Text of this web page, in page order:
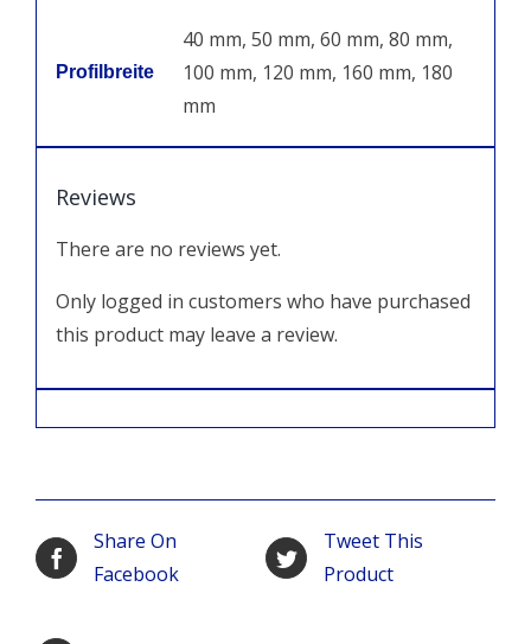
Profilbreite
40 mm, 50 mm, 60 mm, 80 mm,
100 mm, 120 mm, 160 mm, 180
mm
Reviews
There are no reviews yet.
Only logged in customers who have purchased
this product may leave a review.
Share On
Facebook
Tweet This
Product